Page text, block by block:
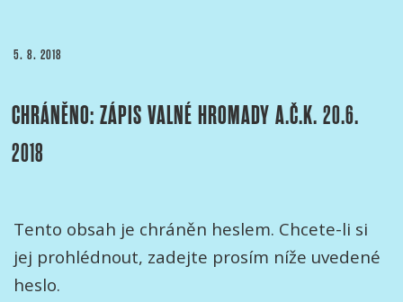
PUBLIKOVÁNO
5. 8. 2018
CHRÁNĚNO: ZÁPIS VALNÉ HROMADY A.Č.K. 20.6.
2018
Tento obsah je chráněn heslem. Chcete-li si
jej prohlédnout, zadejte prosím níže uvedené
heslo.